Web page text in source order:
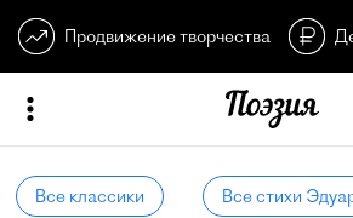
Продвижение творчества
Все классики Все стихи